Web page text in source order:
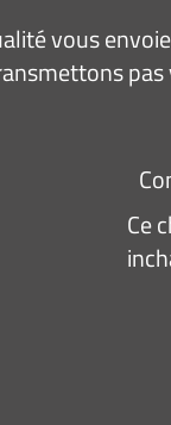
vous
pas
Ce